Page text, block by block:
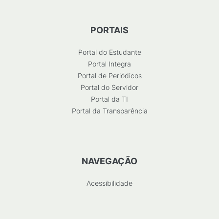
PORTAIS
Portal do Estudante
Portal Integra
Portal de Periódicos
Portal do Servidor
Portal da TI
Portal da Transparência
NAVEGAÇÃO
Acessibilidade